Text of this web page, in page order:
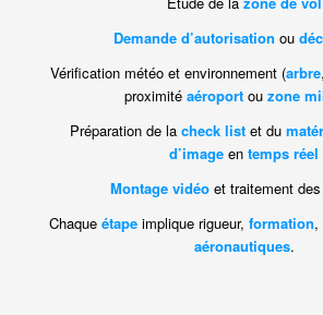
Demande d’autorisation ou
Vérification météo et environnement (arbre,
proximité aéroportou zone
Préparation de la check listet du
d’image entemps réel
Montage vidéoet traitement des
Chaque étapeimplique rigueur, formation,
aéronautiques.